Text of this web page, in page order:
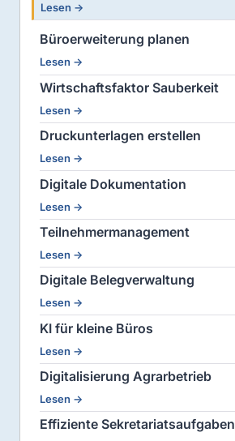
Lesen →
Büroerweiterung planen
Lesen →
Wirtschaftsfaktor Sauberkeit
Lesen →
Druckunterlagen erstellen
Lesen →
Digitale Dokumentation
Lesen →
Teilnehmermanagement
Lesen →
Digitale Belegverwaltung
Lesen →
KI für kleine Büros
Lesen →
Digitalisierung Agrarbetrieb
Lesen →
Effiziente Sekretariatsaufgaben